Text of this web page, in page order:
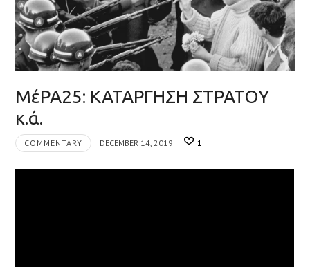
ΜέΡΑ25: ΚΑΤΑΡΓΗΣΗ ΣΤΡΑΤΟΥ
κ.ά.
COMMENTARY DECEMBER 14, 2019 1